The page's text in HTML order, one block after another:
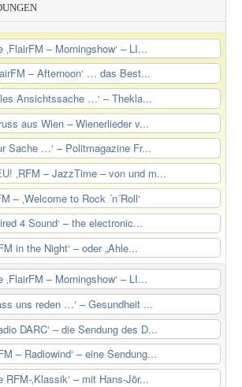
‚FlairFM – Morningshow‘ – LI...
– Afternoon‘ … das Best...
Ansichtssache …‘ – Thekla...
aus Wien – Wienerlieder v...
Sache …‘ – Politmagazine Fr...
‚RFM – JazzTime – von und m...
– ‚Welcome to Rock ´n´Roll‘
4 Sound‘ – the electronic...
in the Night‘ – oder „Ahle...
‚FlairFM – Morningshow‘ – LI...
uns reden …‘ – Gesundheit ...
DARC‘ – die Sendung des D...
– Radiowind‘ – eine Sendung...
RFM-‚Klassik‘ – mit Hans-Jör...